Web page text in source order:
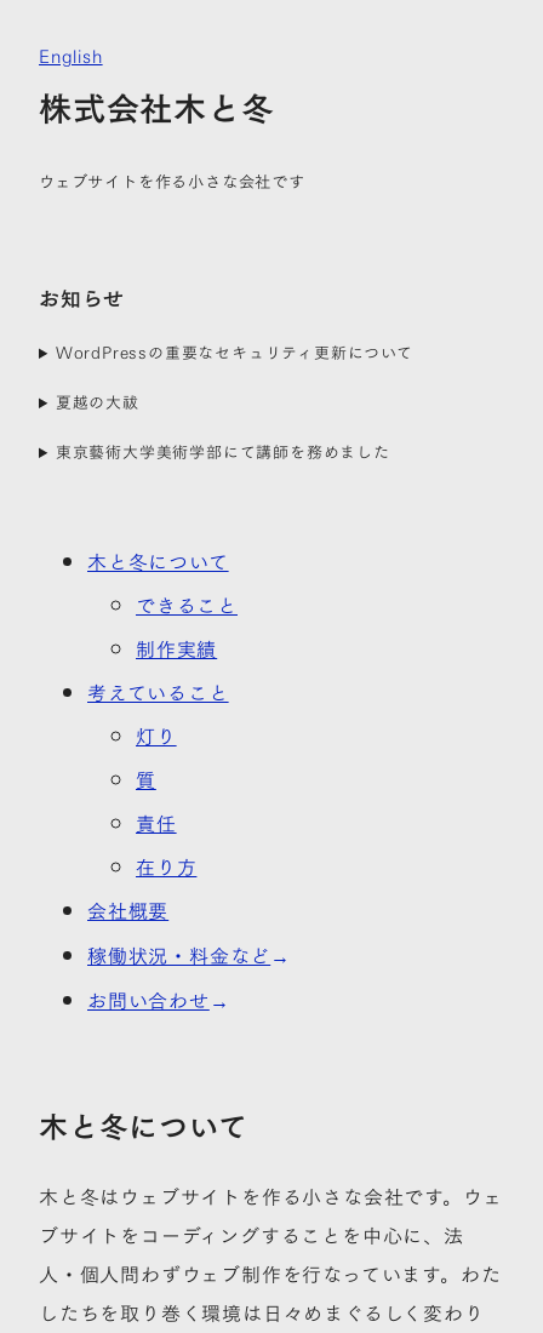
株式会社木と冬
ウェブサイトを作る小さな会社です
English
お知らせ
WordPressの重要なセキュリティ更新について
夏越の大祓
東京藝術大学美術学部にて講師を務めました
木と冬について
できること
制作実績
考えていること
灯り
質
責任
在り方
会社概要
稼働状況・料金など
お問い合わせ
木と冬について
木と冬はウェブサイトを作る小さな会社です。ウェ
ブサイトをコーディングすることを中心に、法
人・個人問わずウェブ制作を行なっています。わた
したちを取り巻く環境は日々めまぐるしく変わり